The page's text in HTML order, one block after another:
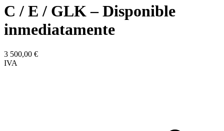
C / E / GLK – Disponible
inmediatamente
3 500,00 €
IVA